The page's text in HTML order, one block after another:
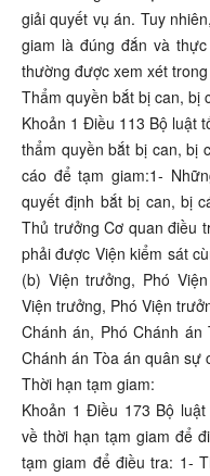
giải quyết vụ án. Tuy
giam là đúng đắn và
thường được xem xét
Thẩm quyền bắt bị can, bị
Khoản 1 Điều 113 Bộ luật
thẩm quyền bắt bị can, bị
cáo để tạm giam:1-
quyết định bắt bị can, bị
Thủ trưởng Cơ quan điều
phải được Viện kiểm sát
(b) Viện trưởng, Phó
Viện trưởng, Phó Viện
Chánh án, Phó Chánh
Chánh án Tòa án quân sự
Thời hạn tạm giam:
Khoản 1 Điều 173 Bộ
về thời hạn tạm giam để
tạm giam để điều tra: 1-